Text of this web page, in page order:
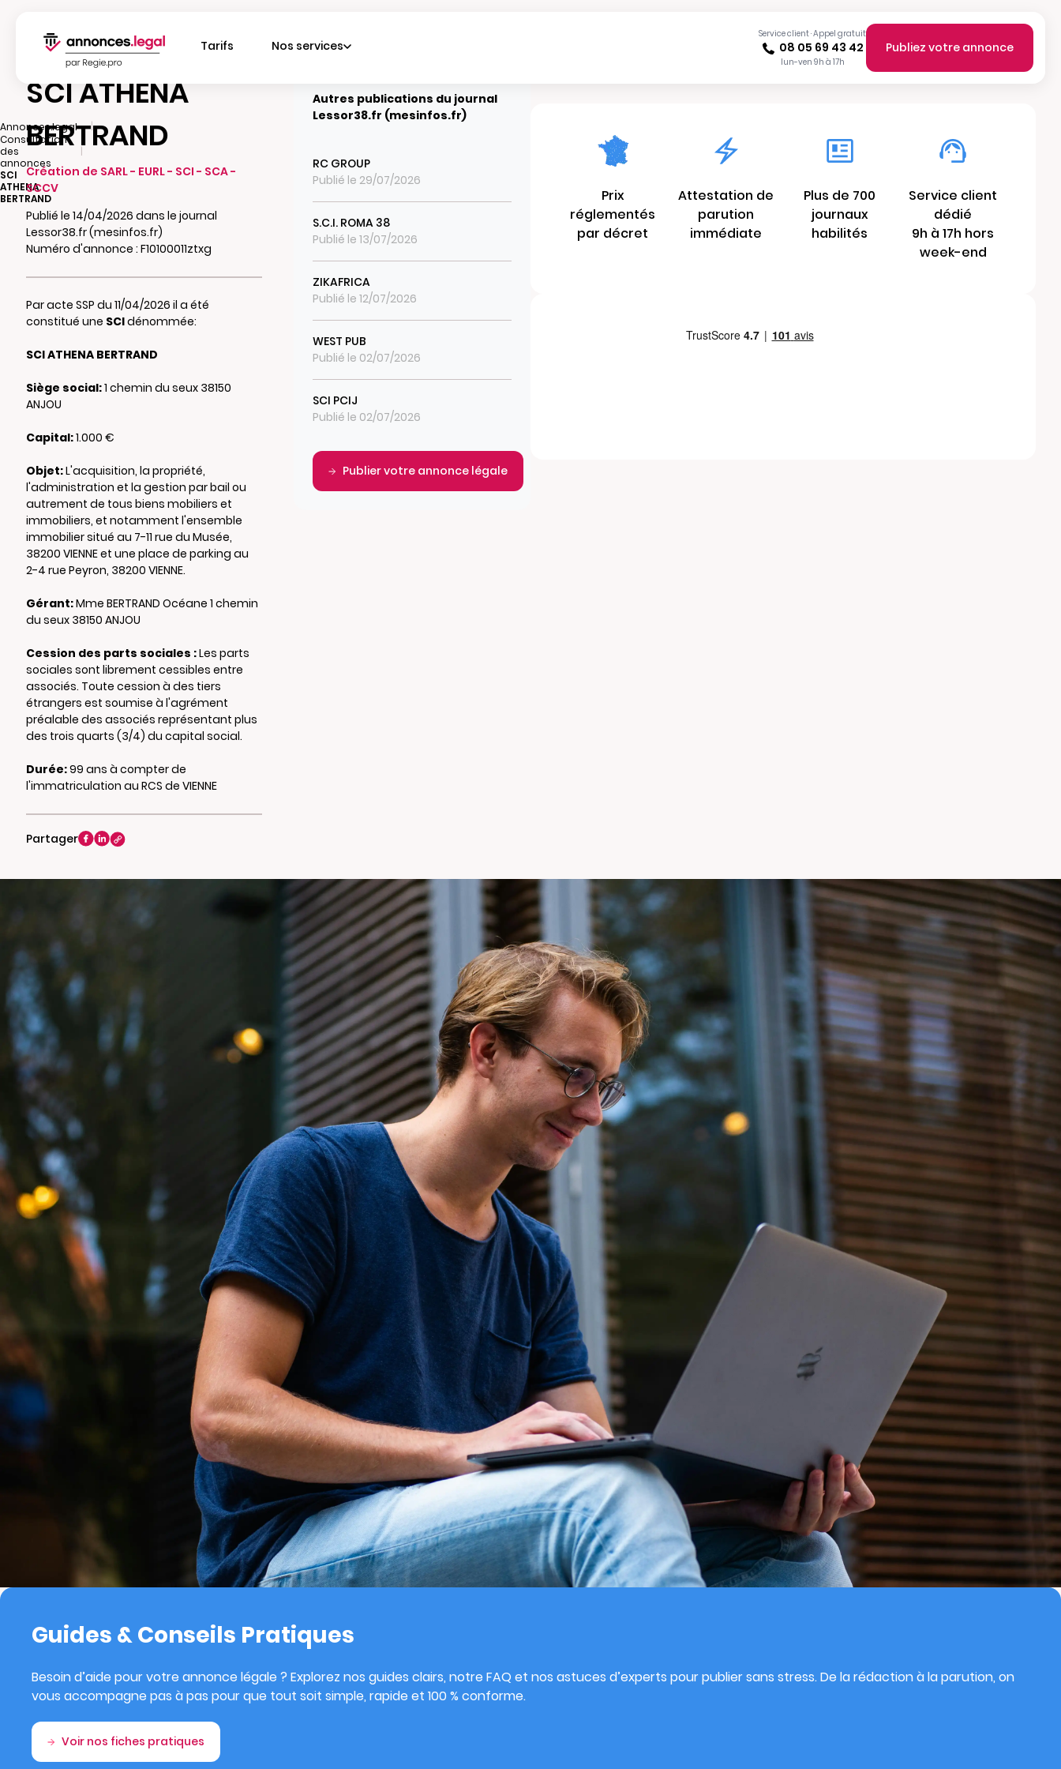
Tarifs Nos services
Service client · Appel gratuit
08 05 69 43 42
lun-ven 9h à 17h
Publiez votre annonce
Annonces.legal
|
Consultation
des
annonces
|
SCI
ATHENA
BERTRAND
SCI ATHENA
BERTRAND
Création de SARL - EURL - SCI - SCA -
SCCV
Publié le 14/04/2026 dans le journal
Lessor38.fr (mesinfos.fr)
Numéro d'annonce : F10100011ztxg
Par acte SSP du 11/04/2026 il a été
constitué une SCIdénommée:
SCI ATHENA BERTRAND
Siège social:1 chemin du seux 38150
ANJOU
Capital:1.000 €
Objet:L'acquisition, la propriété,
l'administration et la gestion par bail ou
autrement de tous biens mobiliers et
immobiliers, et notamment l'ensemble
immobilier situé au 7-11 rue du Musée,
38200 VIENNE et une place de parking au
2-4 rue Peyron, 38200 VIENNE.
Gérant:Mme BERTRAND Océane 1 chemin
du seux 38150 ANJOU
Cession des parts sociales :Les parts
sociales sont librement cessibles entre
associés. Toute cession à des tiers
étrangers est soumise à l'agrément
préalable des associés représentant plus
des trois quarts (3/4) du capital social.
Durée:99 ans à compter de
l'immatriculation au RCS de VIENNE
Partager
Autres publications du journal
Lessor38.fr (mesinfos.fr)
RC GROUP
Publié le 29/07/2026
S.C.I. ROMA 38
Publié le 13/07/2026
ZIKAFRICA
Publié le 12/07/2026
WEST PUB
Publié le 02/07/2026
SCI PCIJ
Publié le 02/07/2026
Publier votre annonce légale
Prix
réglementés
par décret
Attestation de
parution
immédiate
Plus de 700
journaux
habilités
Service client
dédié
9h à 17h hors
week-end
Guides & Conseils Pratiques
Besoin d’aide pour votre annonce légale ? Explorez nos guides clairs, notre FAQ et nos astuces d’experts pour publier sans stress. De la rédaction à la parution, on
vous accompagne pas à pas pour que tout soit simple, rapide et 100 % conforme.
Voir nos fiches pratiques